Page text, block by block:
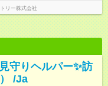
リー株式会社
守りヘルパー✨訪
/Ja